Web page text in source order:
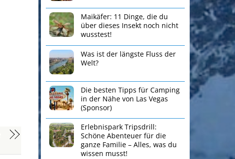
Maikäfer: 11 Dinge, die du
über dieses Insekt noch nicht
wusstest!
Was ist der längste Fluss der
Welt?
Die besten Tipps für Camping
in der Nähe von Las Vegas
(Sponsor)
Erlebnispark Tripsdrill:
Schöne Abenteuer für die
ganze Familie – Alles, was du
wissen musst!